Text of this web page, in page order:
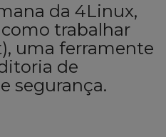
da 4Linux,
trabalhar
uma ferramente
de
segurança.